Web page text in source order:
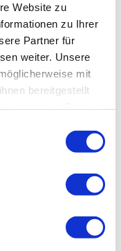
Website zu
zu Ihrer
Partner für
weiter. Unsere
mit
bereitgestellt